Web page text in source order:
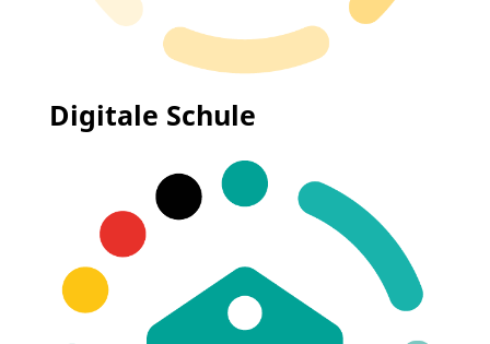
Digitale Schule